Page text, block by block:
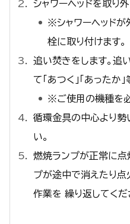
シャワーヘッドを取り
※シャワーヘッド
栓に取り付けます。
追い焚きをします。追
て「あつく」「あったか
※ご使用の機種を
循環金具の中心より勢
い。
燃焼ランプが正常に点
プが途中で消えたり点
作業を 繰り返してくだ